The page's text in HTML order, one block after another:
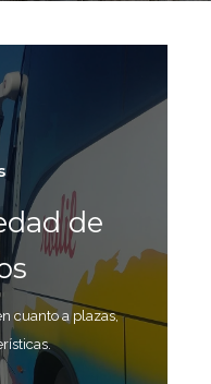
de
cuanto a plazas,